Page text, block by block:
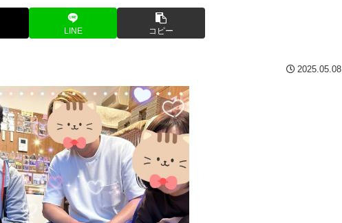
LINE コピー
2025.05.08